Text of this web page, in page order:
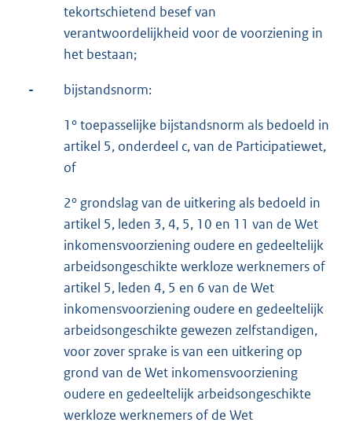
tekortschietend besef van
verantwoordelijkheid voor de voorziening in
het bestaan;
- bijstandsnorm:
1° toepasselijke bijstandsnorm als bedoeld in
artikel 5, onderdeel c, van de Participatiewet,
of
2° grondslag van de uitkering als bedoeld in
artikel 5, leden 3, 4, 5, 10 en 11 van de Wet
inkomensvoorziening oudere en gedeeltelijk
arbeidsongeschikte werkloze werknemers of
artikel 5, leden 4, 5 en 6 van de Wet
inkomensvoorziening oudere en gedeeltelijk
arbeidsongeschikte gewezen zelfstandigen,
voor zover sprake is van een uitkering op
grond van de Wet inkomensvoorziening
oudere en gedeeltelijk arbeidsongeschikte
werkloze werknemers of de Wet